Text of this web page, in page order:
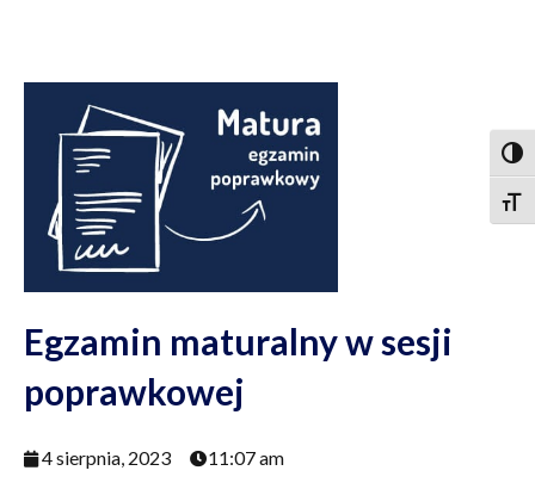
Egzamin maturalny w sesji
poprawkowej
4 sierpnia, 2023 11:07 am